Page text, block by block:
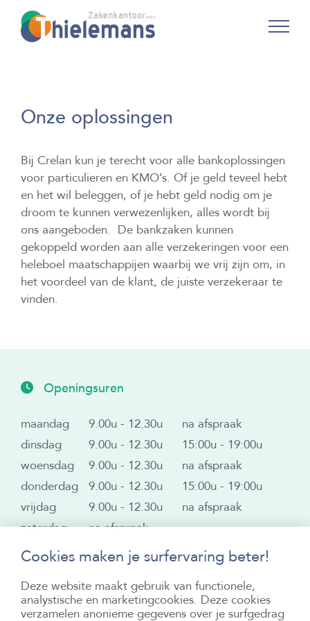
content
Onze oplossingen
Bij Crelan kun je terecht voor alle bankoplossingen
voor particulieren en KMO’s. Of je geld teveel hebt
en het wil beleggen, of je hebt geld nodig om je
droom te kunnen verwezenlijken, alles wordt bij
ons aangeboden. De bankzaken kunnen
gekoppeld worden aan alle verzekeringen voor een
heleboel maatschappijen waarbij we vrij zijn om, in
het voordeel van de klant, de juiste verzekeraar te
vinden.
Openingsuren
maandag 9.00u - 12.30u
na afspraak
dinsdag
9.00u - 12.30u
15:00u - 19:00u
woensdag
9.00u - 12.30u
na afspraak
donderdag
9.00u - 12.30u
15:00u - 19:00u
vrijdag
9.00u - 12.30u
na afspraak
zaterdag
na afspraak
Volg ons op Facebook
Contacteer ons
Cookies maken je surfervaring beter!
Deze website maakt gebruik van functionele,
analystische en marketingcookies. Deze cookies
verzamelen anonieme gegevens over je surfgedrag